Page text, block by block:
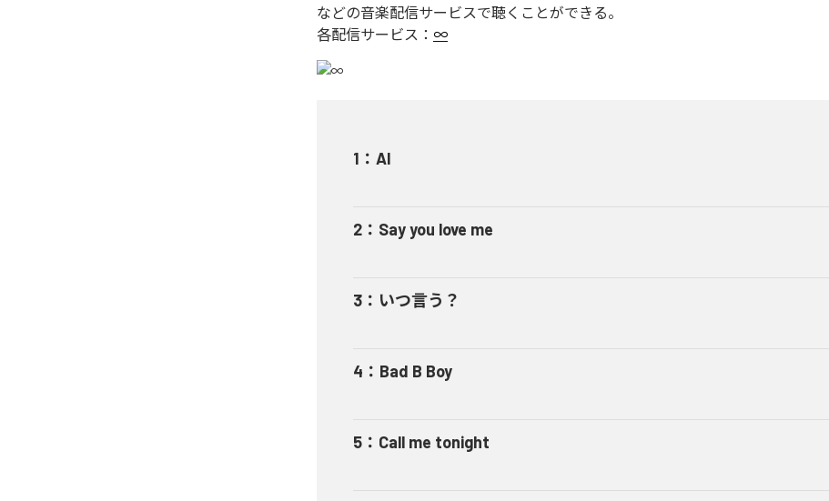
などの音楽配信サービスで聴くことができる。
各配信サービス： ∞
1 ： AI
2 ： Say you love me
3 ： いつ言う？
4 ： Bad B Boy
5 ： Call me tonight